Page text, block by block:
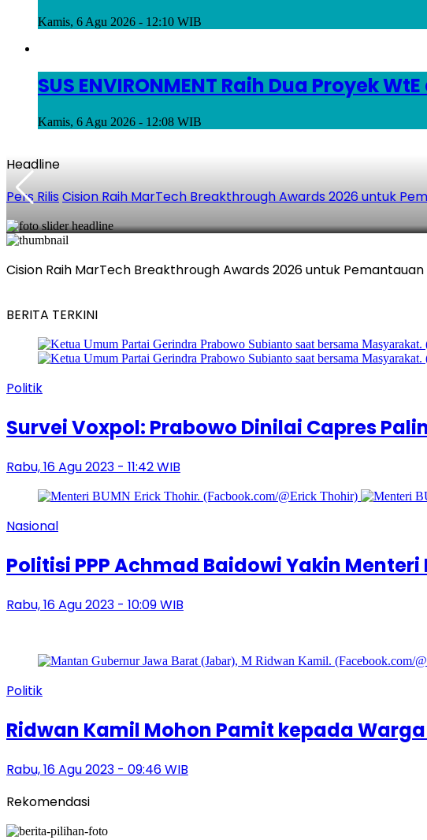
Kamis, 6 Agu 2026 - 12:10 WIB
SUS ENVIRONMENT Raih Dua Proyek
Kamis, 6 Agu 2026 - 12:08 WIB
Headline
Pers RilisCision Raih MarTech Breakthrough Awards 2026 untuk
Cision Raih MarTech Breakthrough Awards 2026 untuk Pemantauan
BERITA TERKINI
Politik
Survei Voxpol: Prabowo Dinilai Capres
Rabu, 16 Agu 2023 - 11:42 WIB
Nasional
Politisi PPP Achmad Baidowi Yakin
Rabu, 16 Agu 2023 - 10:09 WIB
Politik
Ridwan Kamil Mohon Pamit kepada
Rabu, 16 Agu 2023 - 09:46 WIB
Rekomendasi